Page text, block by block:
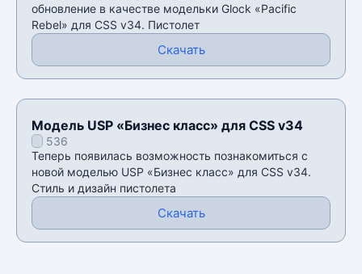
обновление в качестве модельки Glock «Pacific
Rebel» для CSS v34. Пистолет
Скачать
Модель USP «Бизнес класс» для CSS v34
536
Теперь появилась возможность познакомиться с
новой моделью USP «Бизнес класс» для CSS v34.
Стиль и дизайн пистолета
Скачать